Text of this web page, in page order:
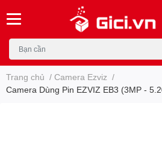
Trang chủ / Camera Ezviz /
Camera Dùng Pin EZVIZ EB3 (3MP -